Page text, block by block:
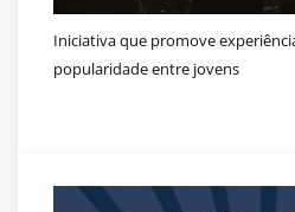
Iniciativa que promove
popularidade entre jovens